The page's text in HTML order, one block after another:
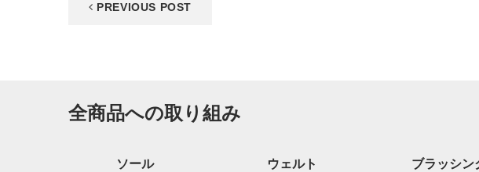
PREVIOUS POST
全商品への取り組み
ソール ウェルト ブラッシン